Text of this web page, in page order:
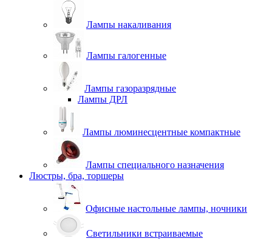
Лампы накаливания
Лампы галогенные
Лампы газоразрядные
Лампы ДРЛ
Лампы люминесцентные компактные
Лампы специального назначения
Люстры, бра, торшеры
Офисные настольные лампы, ночники
Светильники встраиваемые